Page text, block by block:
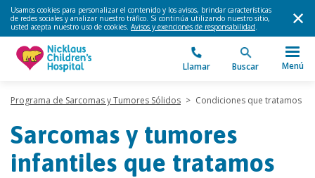
Usamos cookies para personalizar el contenido y los avisos, brindar características
de redes sociales y analizar nuestro tráfico. Si continúa utilizando nuestro sitio,
usted acepta nuestro uso de cookies. Avisos y exenciones de responsabilidad.
Llamar Buscar Menú
Programa de Sarcomas y Tumores Sólidos > Condiciones que tratamos
Sarcomas y tumores
infantiles que tratamos